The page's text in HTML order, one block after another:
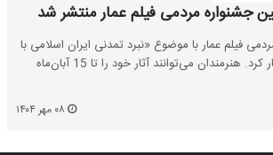
جشنواره مردمی فیلم عمار منتشر شد
فیلم عمار با موضوع «نبرد تمدنی ایران اسلامی با
غرب وحشی» آغاز به کار کرد. هنرمندان می‌توانند آثار خود را تا 15 آبان‌ماه